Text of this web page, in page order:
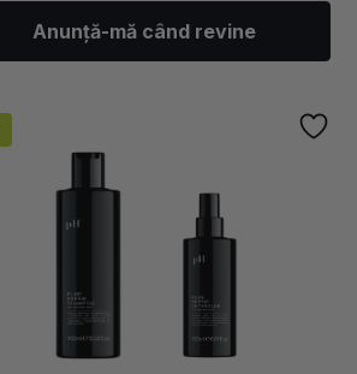
Anunță-mă când revine